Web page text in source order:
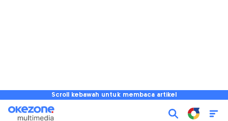
Scroll kebawah untuk membaca artikel